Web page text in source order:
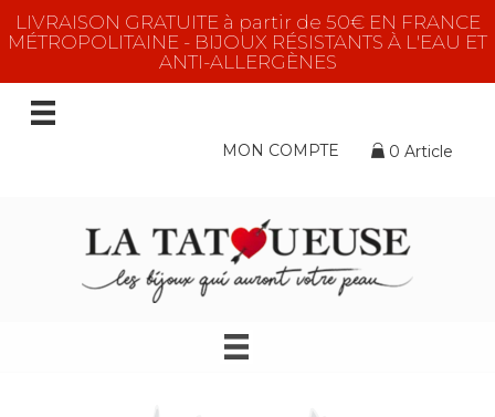
LIVRAISON GRATUITE à partir de 50€ EN FRANCE
MÉTROPOLITAINE - BIJOUX RÉSISTANTS À L'EAU ET
ANTI-ALLERGÈNES
MON COMPTE 0 Article